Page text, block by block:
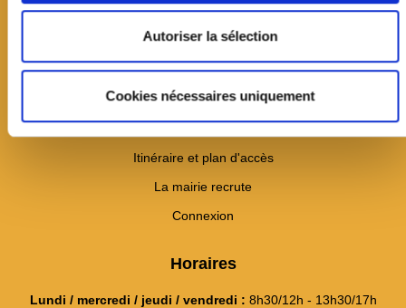
Autoriser la sélection
Cookies nécessaires uniquement
19 avenue Jean Jaurès
CS60033
01 39 20 11 11
---
Itinéraire et plan d'accès
La mairie recrute
Connexion
Horaires
Lundi / mercredi / jeudi / vendredi : 8h30/12h - 13h30/17h